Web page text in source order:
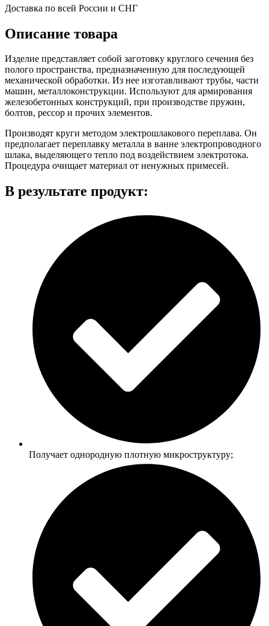
Доставка по всей России и СНГ
Описание товара
Изделие представляет собой заготовку круглого сечения без
полого пространства, предназначенную для последующей
механической обработки. Из нее изготавливают трубы, части
машин, металлоконструкции. Используют для армирования
железобетонных конструкций, при производстве пружин,
болтов, рессор и прочих элементов.
Производят круги методом электрошлакового переплава. Он
предполагает переплавку металла в ванне электропроводного
шлака, выделяющего тепло под воздействием электротока.
Процедура очищает материал от ненужных примесей.
В результате продукт:
Получает однородную плотную микроструктуру;